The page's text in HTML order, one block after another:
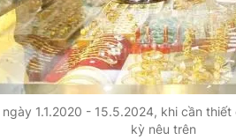
1.1.2020 - 15.5.2024, khi cần
kỳ nêu trên